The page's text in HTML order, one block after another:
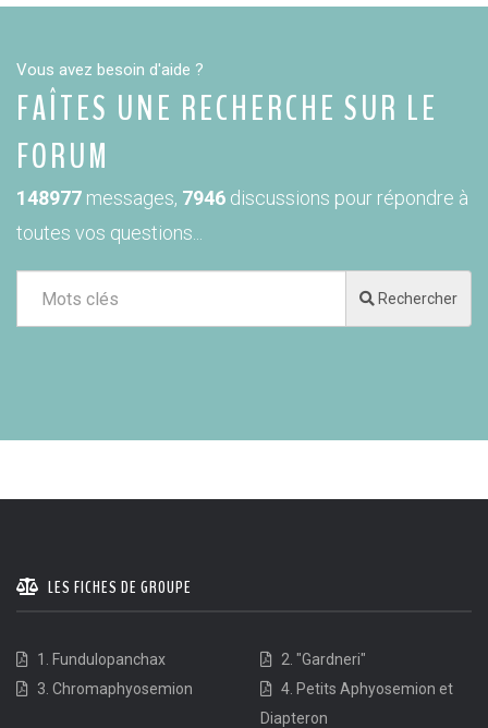
Vous avez besoin d'aide ?
FAÎTES UNE RECHERCHE SUR LE
FORUM
148977 messages, 7946 discussions pour répondre à
toutes vos questions...
Rechercher
LES FICHES DE GROUPE
1. Fundulopanchax
2. "Gardneri"
3. Chromaphyosemion
4. Petits Aphyosemion et
Diapteron